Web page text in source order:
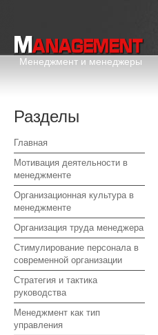
Менеджмент и менеджеры
Разделы
Главная
Мотивация деятельности в
менеджменте
Организационная культура в
менеджменте
Организация труда менеджера
Стимулирование персонала в
современной организации
Стратегия и тактика
руководства
Менеджмент как тип
управления